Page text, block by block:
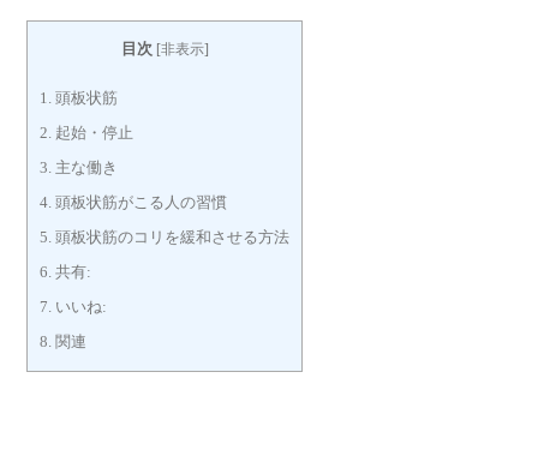
目次 [非表示]
1. 頭板状筋
2. 起始・停止
3. 主な働き
4. 頭板状筋がこる人の習慣
5. 頭板状筋のコリを緩和させる方法
6. 共有:
7. いいね:
8. 関連